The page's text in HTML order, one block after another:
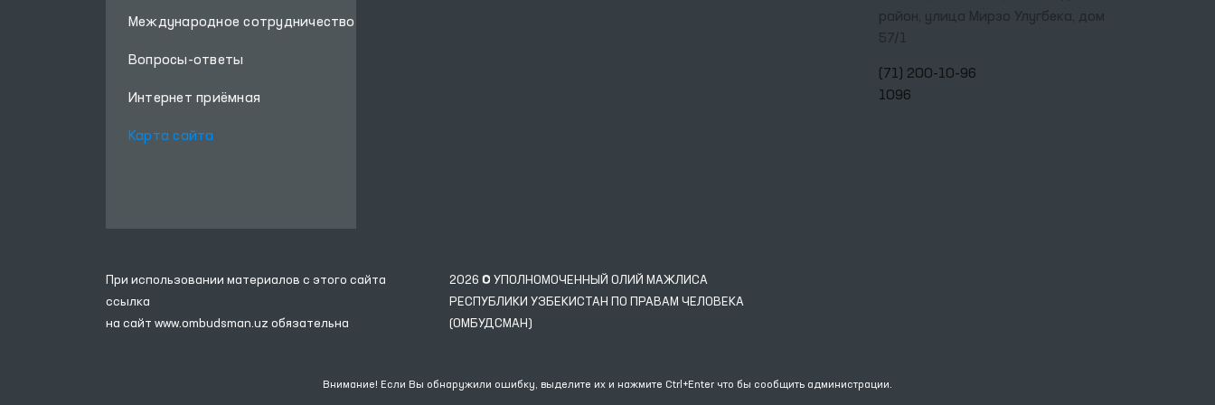
Международное сотрудничество
Вопросы-ответы
Интернет приёмная
Карта сайта
район, улица Мирзо Улугбека, дом
57/1
(71) 200-10-96
1096
При использовании материалов с этого сайта
ссылка
на сайт www.ombudsman.uz обязательна
2026 © УПОЛНОМОЧЕННЫЙ ОЛИЙ МАЖЛИСА
РЕСПУБЛИКИ УЗБЕКИСТАН ПО ПРАВАМ ЧЕЛОВЕКА
(ОМБУДСМАН)
Внимание! Если Вы обнаружили ошибку, выделите их и нажмите Ctrl+Enter что бы сообщить администрации.